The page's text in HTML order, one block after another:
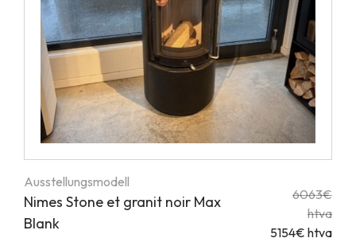
Ausstellungsmodell
Nimes Stone et granit noir Max
Blank
6063€
htva
5154€ htva